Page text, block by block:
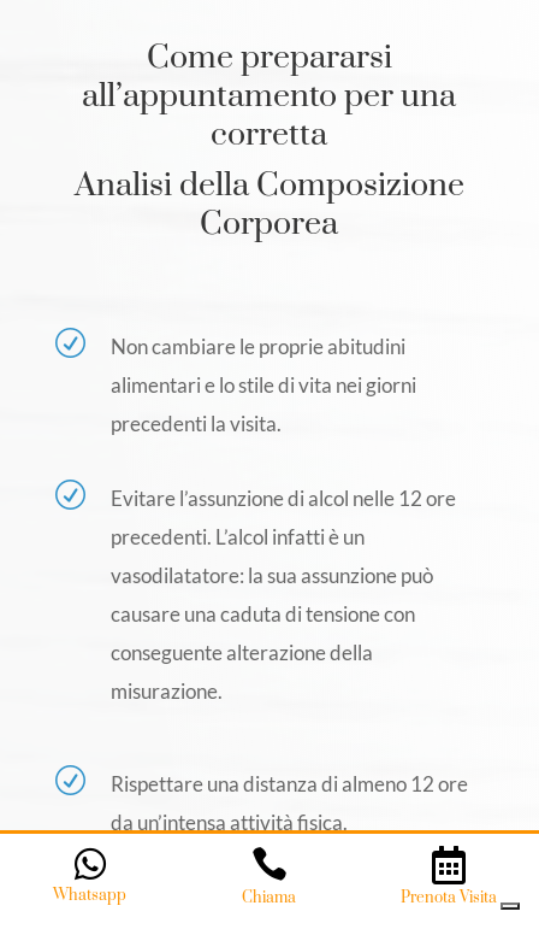
Come prepararsi
all’appuntamento per una
corretta
Analisi della Composizione
Corporea
R
Non cambiare le proprie abitudini
alimentari e lo stile di vita nei giorni
precedenti la visita.
R
Evitare l’assunzione di alcol nelle 12 ore
precedenti. L’alcol infatti è un
vasodilatatore: la sua assunzione può
causare una caduta di tensione con
conseguente alterazione della
misurazione.
R
Rispettare una distanza di almeno 12 ore
da un’intensa attività fisica.

Whatsapp

Chiama

Prenota Visita

Whatsapp

Chiama

Prenota Visita